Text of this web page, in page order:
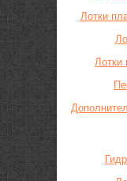
Лотки
Лотки